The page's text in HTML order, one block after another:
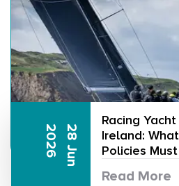
2
8
J
u
n
2
0
2
6
Racing
Ireland:
Policies
Read More